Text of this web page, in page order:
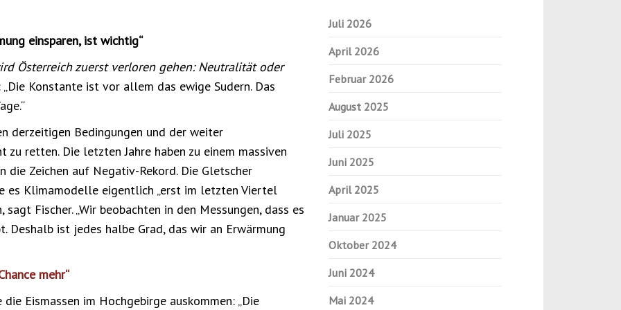
einsparen, ist wichtig“
Österreich zuerst verloren gehen: Neutralität oder
Konstante ist vor allem das ewige Sudern. Das
derzeitigen Bedingungen und der weiter
retten. Die letzten Jahre haben zu einem massiven
die Zeichen auf Negativ-Rekord. Die Gletscher
es Klimamodelle eigentlich „erst im letzten Viertel
Fischer. „Wir beobachten in den Messungen, dass es
Deshalb ist jedes halbe Grad, das wir an Erwärmung
mehr“
Eismassen im Hochgebirge auskommen: „Die
Juli 2026
April 2026
Februar 2026
August 2025
Juli 2025
Juni 2025
April 2025
Januar 2025
Oktober 2024
Juni 2024
Mai 2024